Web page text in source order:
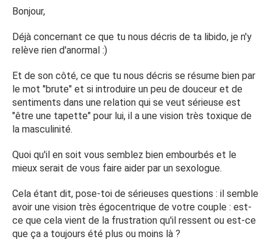
Je n’arrive pas à vouloir du cul pour le cul. J’ai bien essayé
connecter sur n’importe quel site de rencontre pour
rencontrer un beau mâle chaud comme la braise, qu’il ne
En fait, j’attends autre chose qu’une relation purement
sexuelle de mon conjoint. Pour moi, la sexualité doit faire
partie d’un tout et non être une fin en soi. Je ne voulais
pas du tout rendre mon conjoint malheureux et je me sens
perdue. Je ne demande qu’à raviver la flamme mais je
me renvoie sans cesse l’image d’une personne maladroite,
timide et ne m’aide pas à me sentir femme. Je ne sais
les hommes indifférents; sans être canon je ne suis pas
moche, je suis sociable, j’ai un humour décapant et j’arrive
facilement à engager la conversation avec un parfait
inconnu. Alors je ne sais plus...
Bonjour,
Déjà concernant ce que tu nous décris de ta libido, je n'y
relève rien d'anormal :)
Et de son côté, ce que tu nous décris se résume bien par
le mot "brute" et si introduire un peu de douceur et de
sentiments dans une relation qui se veut sérieuse est
"être une tapette" pour lui, il a une vision très toxique de
la masculinité.
Quoi qu'il en soit vous semblez bien embourbés et le
mieux serait de vous faire aider par un sexologue.
Cela étant dit, pose-toi de sérieuses questions : il semble
avoir une vision très égocentrique de votre couple : est-
ce que cela vient de la frustration qu'il ressent ou est-ce
que ça a toujours été plus ou moins là ?